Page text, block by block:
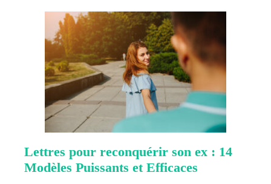
Lettres pour reconquérir son ex : 14
Modèles Puissants et Efficaces